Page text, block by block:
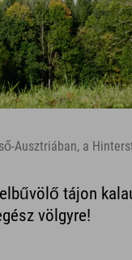
Ausztriában, a
tájon
völgyre!